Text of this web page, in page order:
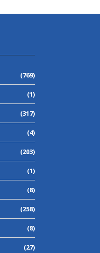
(769)
(1)
(317)
(4)
(203)
(1)
(8)
(258)
(8)
(27)